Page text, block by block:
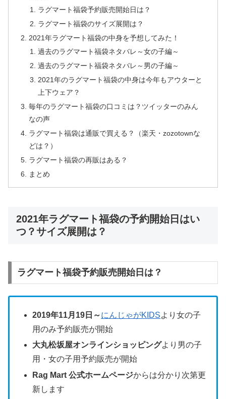
ラグマート福袋予約販売開始日は？
ラグマート福袋のサイズ展開は？
2021年ラグマート福袋の中身を予想してみた！
過去のラグマート福袋ネタバレ～女の子編～
過去のラグマート福袋ネタバレ～男の子編～
2021年のラグマート福袋の中身は今年もアウターと
上下ウェア？
毎年のラグマート福袋の口コミは？ツイッターのみん
なの声
ラグマート福袋は通販で買える？（楽天・zozotownな
どは？）
ラグマート福袋の再販はある？
まとめ
2021年ラグマート福袋の予約開始日はい
つ？サイズ展開は？
ラグマート福袋予約販売開始日は？
2019年11月19日～にんじゃがKIDSより女の子
用のみ予約販売が開始
大丸松坂屋オンラインショッピングより男の子
用・女の子用予約販売が開始
Rag Mart 公式ホームページからは分かり次第更
新します